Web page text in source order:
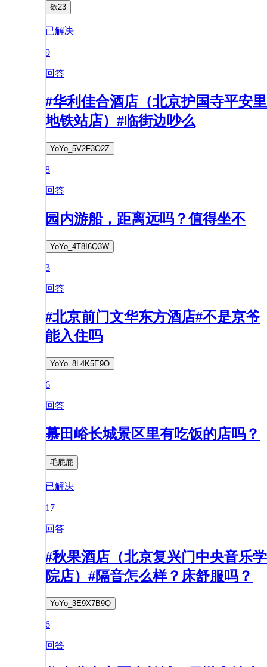
欸23
已解决
9
回答
#华利佳合酒店（北京护国寺平安里
地铁站店）#临街边吵么
YoYo_5V2F3O2Z
8
回答
园内游船，距离远吗？值得坐不
YoYo_4T8I6Q3W
3
回答
#北京前门文华东方酒店#不是京爷
能入住吗
YoYo_8L4K5E9O
6
回答
慕田峪长城景区里有吃饭的店吗？
毛屁屁
已解决
17
回答
#秋果酒店（北京复兴门中央音乐学
院店）#隔音怎么样？床舒服吗？
YoYo_3E9X7B9Q
6
回答